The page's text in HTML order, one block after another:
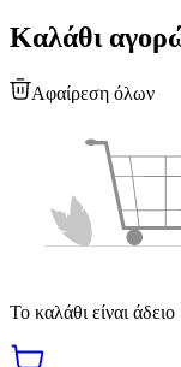
Καλάθι
Αφαίρεση όλων
Το καλάθι είναι άδειο